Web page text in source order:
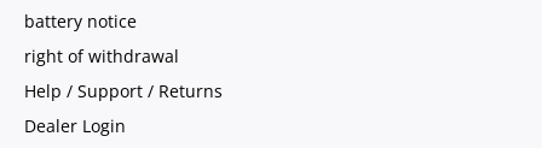
battery notice
right of withdrawal
Help / Support / Returns
Dealer Login